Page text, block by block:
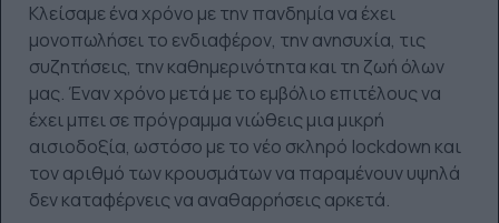
Κλείσαμε ένα χρόνο με την πανδημία να έχει
μονοπωλήσει το ενδιαφέρον, την ανησυχία, τις
συζητήσεις, την καθημερινότητα και τη ζωή όλων
μας. Έναν χρόνο μετά με το εμβόλιο επιτέλους να
έχει μπει σε πρόγραμμα νιώθεις μια μικρή
αισιοδοξία, ωστόσο με το νέο σκληρό lockdown και
τον αριθμό των κρουσμάτων να παραμένουν υψηλά
δεν καταφέρνεις να αναθαρρήσεις αρκετά.